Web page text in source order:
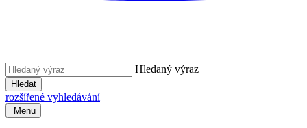
Hledaný výraz
Hledat
rozšířené vyhledávání
Menu